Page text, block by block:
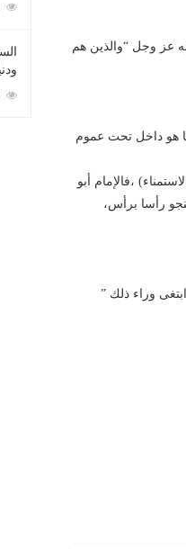
عز وجل “والذين هم
هو داخل تحت عموم
،فالإمام أبو
رأسا برأس،
وراء ذلك ”